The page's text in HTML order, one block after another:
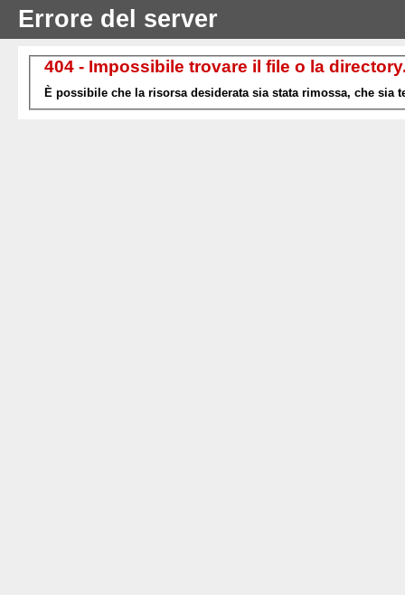
Errore del server
404 - Impossibile trovare il file o la
È possibile che la risorsa desiderata sia stata rimossa, che